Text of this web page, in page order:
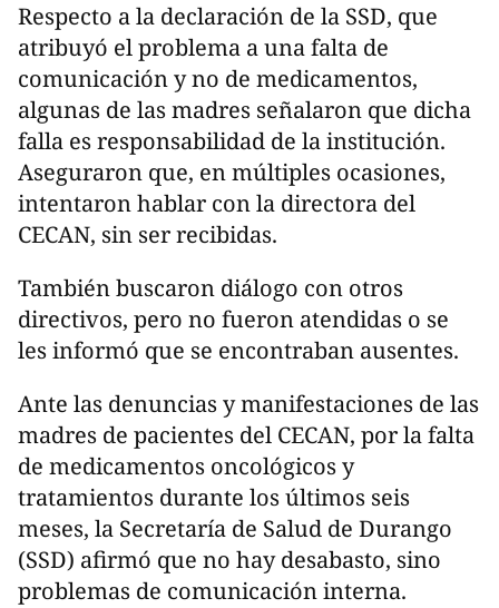
Respecto a la declaración de la SSD, que
atribuyó el problema a una falta de
comunicación y no de medicamentos,
algunas de las madres señalaron que dicha
falla es responsabilidad de la institución.
Aseguraron que, en múltiples ocasiones,
intentaron hablar con la directora del
CECAN, sin ser recibidas.
También buscaron diálogo con otros
directivos, pero no fueron atendidas o se
les informó que se encontraban ausentes.
Ante las denuncias y manifestaciones de las
madres de pacientes del CECAN, por la falta
de medicamentos oncológicos y
tratamientos durante los últimos seis
meses, la Secretaría de Salud de Durango
(SSD) afirmó que no hay desabasto, sino
problemas de comunicación interna.